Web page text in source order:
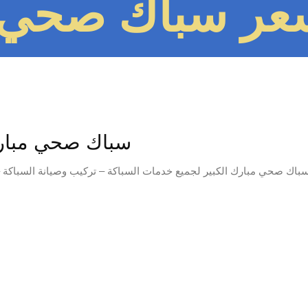
سباك صحي
سباك صحي
صحي مبارك الكبير لجميع خدمات السباكة – تركيب وصيانة